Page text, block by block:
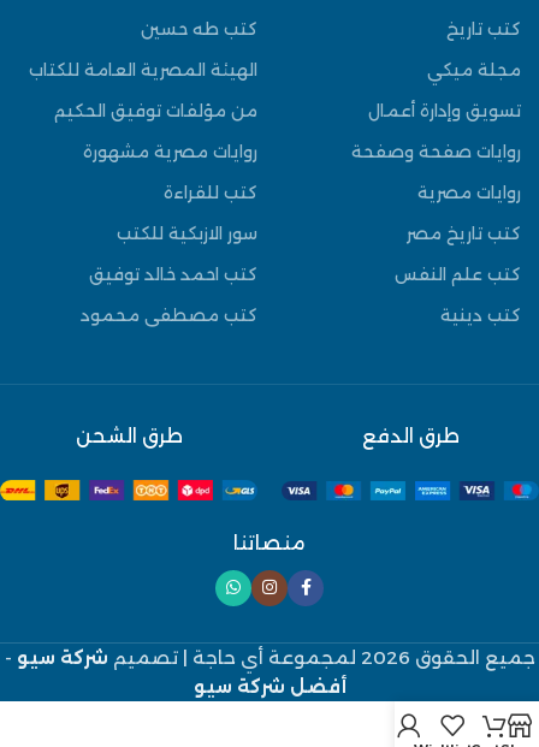
كتب تاريخ
مجلة ميكي
تسويق وإدارة أعمال
روايات صفحة وصفحة
روايات مصرية
كتب تاريخ مصر
كتب علم النفس
كتب دينية
كتب طه حسين
الهيئة المصرية العامة للكتاب
من مؤلفات توفيق الحكيم
روايات مصرية مشهورة
كتب للقراءة
سور الازبكية للكتب
كتب احمد خالد توفيق
كتب مصطفى محمود
طرق الدفع طرق الشحن
منصاتنا
جميع الحقوق 2026 لمجموعة أي حاجة | تصميم شركة سيو -
أفضل شركة سيو